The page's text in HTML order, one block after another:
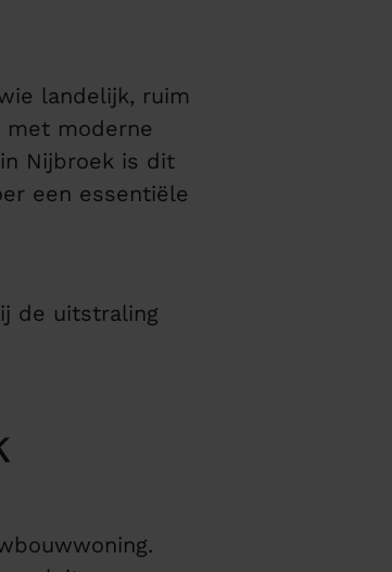
landelijk, ruim
moderne
Nijbroek is dit
een essentiële
de uitstraling